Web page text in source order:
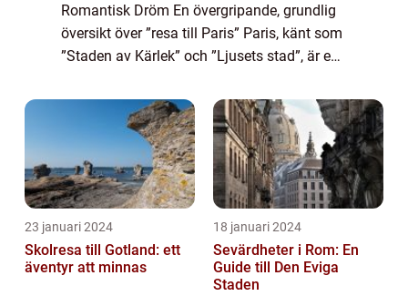
Romantisk Dröm En övergripande, grundlig
översikt över ”resa till Paris” Paris, känt som
”Staden av Kärlek” och ”Ljusets stad”, är en
23 januari 2024
Skolresa till Gotland: ett
äventyr att minnas
18 januari 2024
Sevärdheter i Rom: En
Guide till Den Eviga
Staden